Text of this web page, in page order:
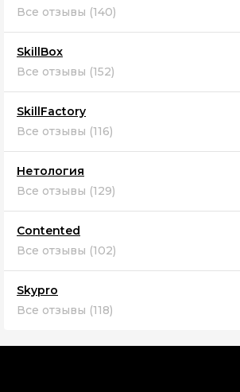
Все отзывы (140)
SkillBox
Все отзывы (152)
SkillFactory
Все отзывы (116)
Нетология
Все отзывы (129)
Contented
Все отзывы (102)
Skypro
Все отзывы (118)